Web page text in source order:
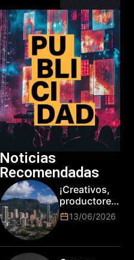
Noticias
Recomendadas
¡Creativos,
productores
y cracks de
la tecnología
es hora de
13/06/2026